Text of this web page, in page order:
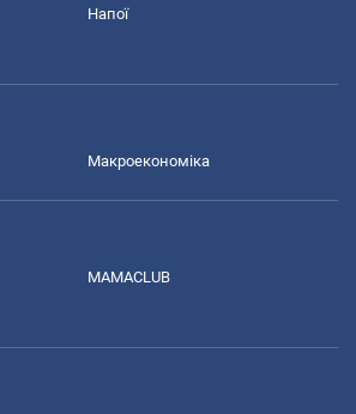
Напої
Макроекономіка
MAMACLUB